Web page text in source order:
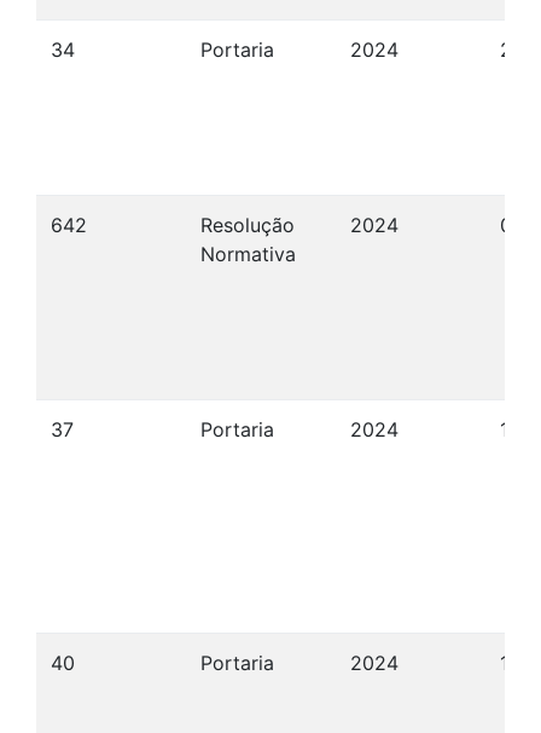
34 Portaria 2024 24/
642
Resolução
Normativa
2024 08/
37 Portaria 2024 19/
40 Portaria 2024 19/